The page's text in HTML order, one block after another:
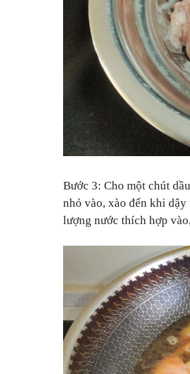
Bước 3: Cho một chút
nhỏ vào, xào đến khi
lượng nước thích hợp